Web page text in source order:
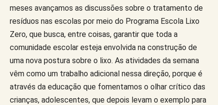
meses avançamos as discussões sobre o tratamento de
resíduos nas escolas por meio do Programa Escola Lixo
Zero, que busca, entre coisas, garantir que toda a
comunidade escolar esteja envolvida na construção de
uma nova postura sobre o lixo. As atividades da semana
vêm como um trabalho adicional nessa direção, porque é
através da educação que fomentamos o olhar crítico das
crianças, adolescentes, que depois levam o exemplo para